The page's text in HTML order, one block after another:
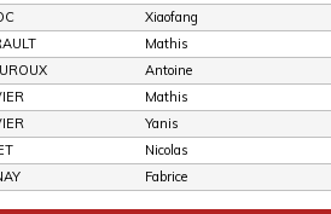
Xiaofang
Mathis
Antoine
Mathis
Yanis
Nicolas
Fabrice